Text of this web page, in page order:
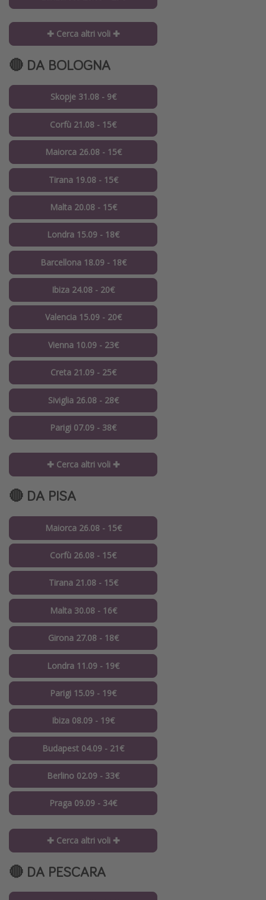
✚ Cerca altri voli ✚
🔴 DA BOLOGNA
Skopje 31.08 - 9€
Corfù 21.08 - 15€
Maiorca 26.08 - 15€
Tirana 19.08 - 15€
Malta 20.08 - 15€
Londra 15.09 - 18€
Barcellona 18.09 - 18€
Ibiza 24.08 - 20€
Valencia 15.09 - 20€
Vienna 10.09 - 23€
Creta 21.09 - 25€
Siviglia 26.08 - 28€
Parigi 07.09 - 38€
✚ Cerca altri voli ✚
🔴 DA PISA
Maiorca 26.08 - 15€
Corfù 26.08 - 15€
Tirana 21.08 - 15€
Malta 30.08 - 16€
Girona 27.08 - 18€
Londra 11.09 - 19€
Parigi 15.09 - 19€
Ibiza 08.09 - 19€
Budapest 04.09 - 21€
Berlino 02.09 - 33€
Praga 09.09 - 34€
✚ Cerca altri voli ✚
🔴 DA PESCARA